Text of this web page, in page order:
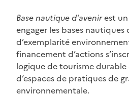
Base nautique d'avenirest
engager les bases
d’exemplarité
financement d’actions
logique de tourisme
d’espaces de pratiques de
environnementale.